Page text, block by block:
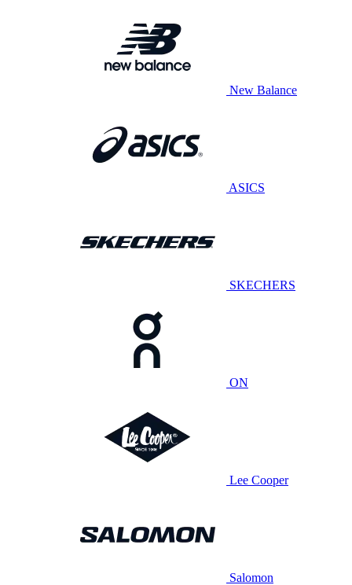
New Balance
ASICS
SKECHERS
ON
Lee Cooper
Salomon